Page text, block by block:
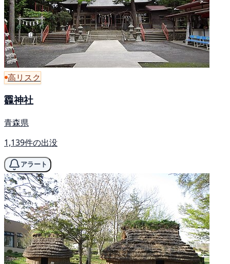
高リスク
龗神社
青森県
1,139件の出没
アラート